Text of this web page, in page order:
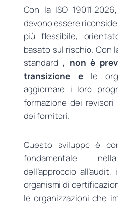
Con la ISO
devono essere
più flessibile,
basato sul rischio. Con
standard , non è
transizione ele
aggiornare i loro
formazione dei
dei fornitori.
Questo sviluppo è
fondamentale
dell’approccio
organismi di
le organizzazioni che